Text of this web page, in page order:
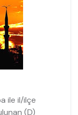
ile il/ilçe
(D)